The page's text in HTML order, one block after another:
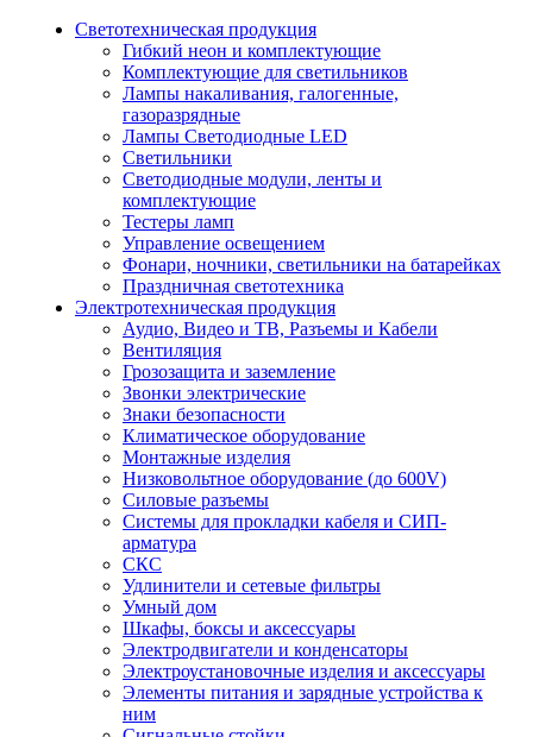
Светотехническая продукция
Гибкий неон и комплектующие
Комплектующие для светильников
Лампы накаливания, галогенные,
газоразрядные
Лампы Светодиодные LED
Светильники
Светодиодные модули, ленты и
комплектующие
Тестеры ламп
Управление освещением
Фонари, ночники, светильники на батарейках
Праздничная светотехника
Электротехническая продукция
Аудио, Видео и ТВ, Разъемы и Кабели
Вентиляция
Грозозащита и заземление
Звонки электрические
Знаки безопасности
Климатическое оборудование
Монтажные изделия
Низковольтное оборудование (до 600V)
Силовые разъемы
Системы для прокладки кабеля и СИП-
арматура
СКС
Удлинители и сетевые фильтры
Умный дом
Шкафы, боксы и аксессуары
Электродвигатели и конденсаторы
Электроустановочные изделия и аксессуары
Элементы питания и зарядные устройства к
ним